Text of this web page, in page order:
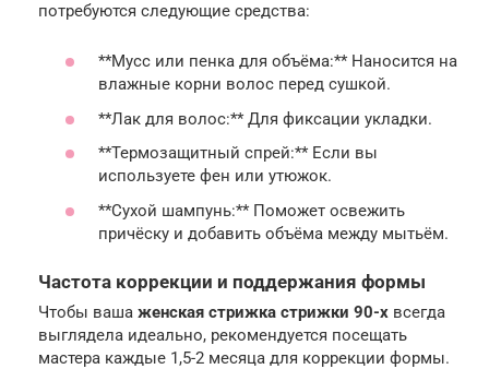
потребуются следующие средства:
**Мусс или пенка для объёма:** Наносится на
влажные корни волос перед сушкой.
**Лак для волос:** Для фиксации укладки.
**Термозащитный спрей:** Если вы
используете фен или утюжок.
**Сухой шампунь:** Поможет освежить
причёску и добавить объёма между мытьём.
Частота коррекции и поддержания формы
Чтобы ваша женская стрижка стрижки 90-х всегда
выглядела идеально, рекомендуется посещать
мастера каждые 1,5-2 месяца для коррекции формы.